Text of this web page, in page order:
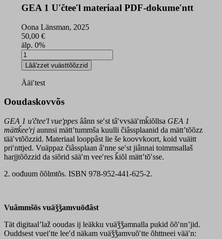
GEA 1 Uʹčteeʹl materiaal PDF-dokumeʹntt
Oona Länsman, 2025
50,00 €
älp. 0%
GEA
1
Uʹčteeʹl
materiaal
dokumeʹntt
quantity
Lââʹzzet vuästtõõzzid
Ääiʹtest
Ooudaskovvõs
GEA 1 uʹčteeʹl vueʹppes âânn seʹst tâʹvvsääʹmǩiõllsa GEA 1
mättǩeeʹrj aunnsi mättʼtummša kuulli čiâssplaanid da mättʼtõõzz
tääʹvtõõzzid. Materiaal looppâst lie še koovvkoort, koid vuäitt
priʹnttjed. Vuäppaz čiâssplaan âʹnne seʹst jiânnai toimmsallaš
harjjtõõzzid da siõrid sääʹm veeʹres ǩiõl mättʼtõʹsse.
2. oođuum õõlmtõs. ISBN 978-952-441-625-2.
Vuâmmšõs vuäǯǯamvuõđâst
Tät digitaalʼlaž ooudas ij leäkku vuäǯǯamnalla pukid õõʹnnʼjid.
Ouddsest vueiʹtte leeʹd näkam vuäǯǯamvuõʹtte õhttneei vääʹn: